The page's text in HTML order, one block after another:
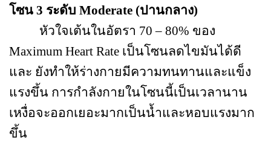
โซน 3 ระดับ Moderate (ปานกลาง)
หัวใจเต้นในอัตรา 70– 80% ของ
Maximum Heart Rate เป็นโซนลดไขมันได้ดี
และ ยังทำให้ร่างกายมีความทนทานและแข็ง
แรงขึ้น การกำลังกายในโซนนี้เป็นเวลานาน
เหงื่อจะออกเยอะมากเป็นน้ำและหอบแรงมาก
ขึ้น